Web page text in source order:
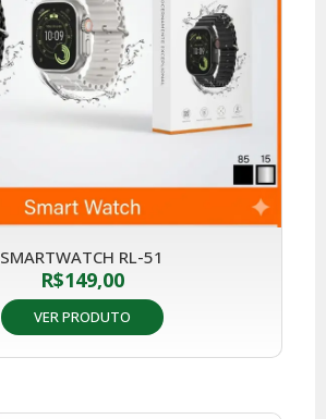
SMARTWATCH RL-51
R$149,00
VER PRODUTO